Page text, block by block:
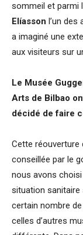
sommeil et parmi
Elíasson l’un
a imaginé une
aux visiteurs sur
Le Musée
Arts de Bilbao
décidé de faire
Cette
conseillée par le
nous avons
situation sanitaire
certain nombre
celles d’autres